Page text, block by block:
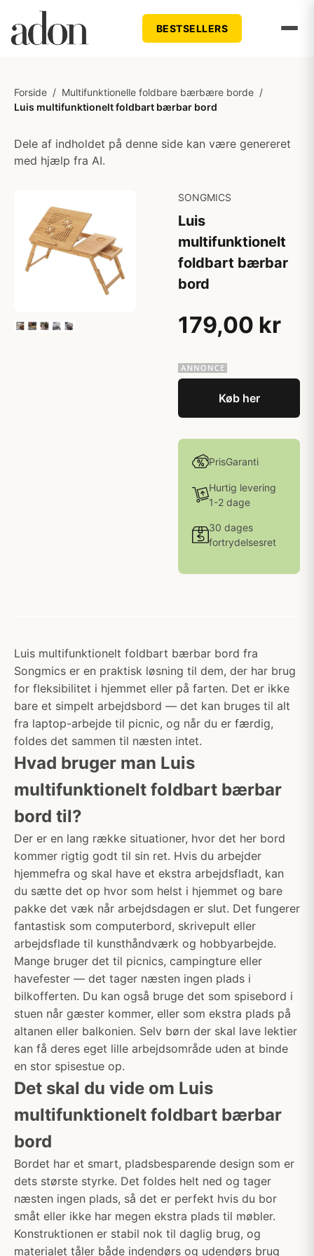
BESTSELLERS
Forside / Multifunktionelle foldbare bærbære borde /
Luis multifunktionelt foldbart bærbar bord
Dele af indholdet på denne side kan være genereret
med hjælp fra AI.
SONGMICS
Luis
multifunktionelt
foldbart bærbar
bord
179,00 kr
Køb her
PrisGaranti
Hurtig levering
1-2 dage
30 dages
fortrydelsesret
Luis multifunktionelt foldbart bærbar bord fra
Songmics er en praktisk løsning til dem, der har brug
for fleksibilitet i hjemmet eller på farten. Det er ikke
bare et simpelt arbejdsbord — det kan bruges til alt
fra laptop-arbejde til picnic, og når du er færdig,
foldes det sammen til næsten intet.
Hvad bruger man Luis
multifunktionelt foldbart bærbar
bord til?
Der er en lang række situationer, hvor det her bord
kommer rigtig godt til sin ret. Hvis du arbejder
hjemmefra og skal have et ekstra arbejdsfladt, kan
du sætte det op hvor som helst i hjemmet og bare
pakke det væk når arbejdsdagen er slut. Det fungerer
fantastisk som computerbord, skrivepult eller
arbejdsflade til kunsthåndværk og hobbyarbejde.
Mange bruger det til picnics, campingture eller
havefester — det tager næsten ingen plads i
bilkofferten. Du kan også bruge det som spisebord i
stuen når gæster kommer, eller som ekstra plads på
altanen eller balkonien. Selv børn der skal lave lektier
kan få deres eget lille arbejdsområde uden at binde
en stor spisestue op.
Det skal du vide om Luis
multifunktionelt foldbart bærbar
bord
Bordet har et smart, pladsbesparende design som er
dets største styrke. Det foldes helt ned og tager
næsten ingen plads, så det er perfekt hvis du bor
småt eller ikke har megen ekstra plads til møbler.
Konstruktionen er stabil nok til daglig brug, og
materialet tåler både indendørs og udendørs brug